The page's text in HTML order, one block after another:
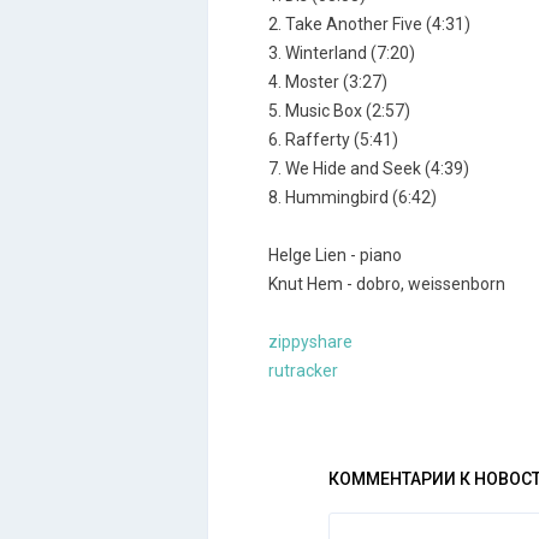
2. Take Another Five (4:31)
3. Winterland (7:20)
4. Moster (3:27)
5. Music Box (2:57)
6. Rafferty (5:41)
7. We Hide and Seek (4:39)
8. Hummingbird (6:42)
Helge Lien - piano
Knut Hem - dobro, weissenborn
zippyshare
rutracker
КОММЕНТАРИИ К